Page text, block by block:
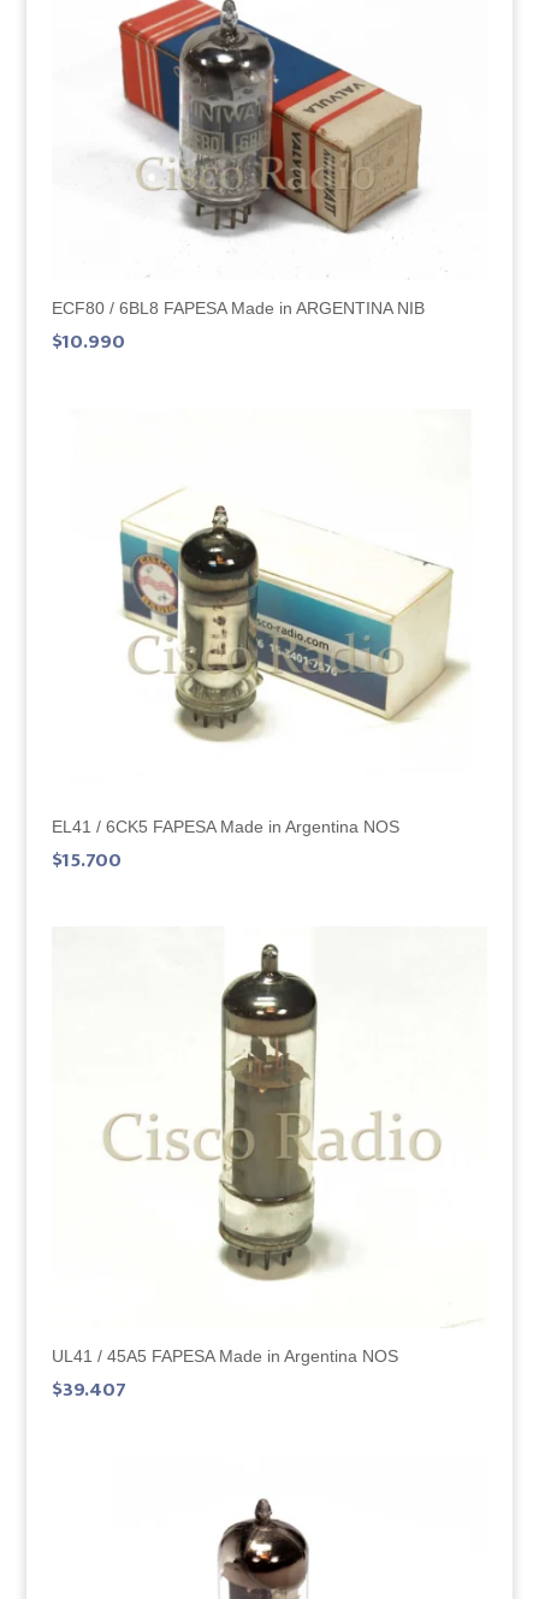
ECF80 / 6BL8 FAPESA Made in ARGENTINA NIB
$10.990
EL41 / 6CK5 FAPESA Made in Argentina NOS
$15.700
UL41 / 45A5 FAPESA Made in Argentina NOS
$39.407